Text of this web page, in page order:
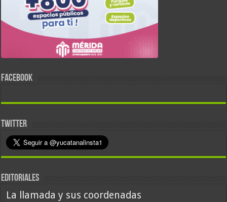
FACEBOOK
TWITTER
EDITORIALES
La llamada y sus coordenadas